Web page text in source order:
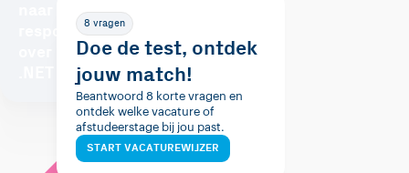
naar razendsnelle
responses: Alles
over caching in
8 vragen
Doe de test, ontdek
jouw match!
Beantwoord 8 korte vragen en
ontdek welke vacature of
afstudeerstage bij jou past.
START VACATUREWIJZER